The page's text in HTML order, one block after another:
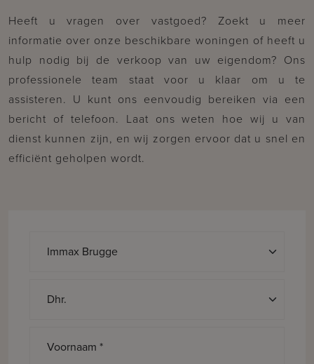
Heeft u vragen over vastgoed? Zoekt u meer
informatie over onze beschikbare woningen of heeft u
hulp nodig bij de verkoop van uw eigendom? Ons
professionele team staat voor u klaar om u te
assisteren. U kunt ons eenvoudig bereiken via een
bericht of telefoon. Laat ons weten hoe wij u van
dienst kunnen zijn, en wij zorgen ervoor dat u snel en
efficiënt geholpen wordt.
Voornaam *